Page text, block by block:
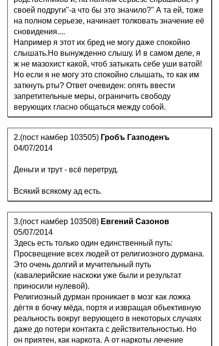
своей подруги"-а что бы это значило?" А та ей, тоже
на полном серьезе, начинает толковать значение её
сновидения....
Например я этот их бред не могу даже спокойно
слышать.Но вынужденно слышу. И в самом деле, я
ж не мазохист какой, чтоб затыкать себе уши ватой!
Но если я не могу это спокойно слышать, то как им
заткнуть рты? Ответ очевиден: опять ввести
запретительные меры, ограничить свободу
верующих гласно общаться между собой.
2.(пост намбер 103505) Гробъ Газподенъ
04/07/2014
Деньги и трут - всё перетруд.
Всякий всякому ад есть.
3.(пост намбер 103508) Евгений Сазонов
05/07/2014
Здесь есть только один единственный путь:
Просвещение всех людей от религиозного дурмана.
Это очень долгий и мучительный путь
(кавалерийские наскоки уже были и результат
приносили нулевой).
Религиозный дурман проникает в мозг как ложка
дёгтя в бочку мёда, портя и извращая объективную
реальность вокруг верующего в некоторых случаях
даже до потери контакта с действительностью. Но
он приятен, как наркота. А от наркоты лечение